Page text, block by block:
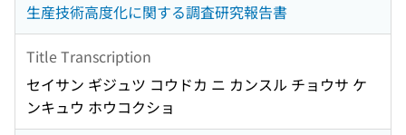
生産技術高度化に関する調査研究報告書
Title Transcription
セイサン ギジュツ コウドカ ニ カンスル チョウサ ケ
ンキュウ ホウコクショ